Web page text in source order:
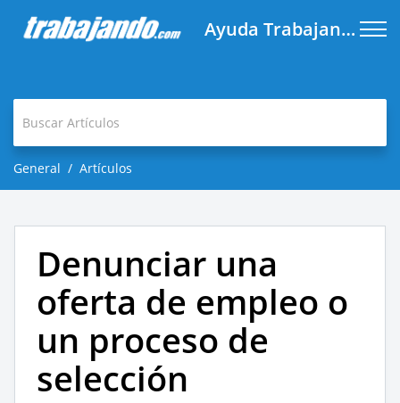
Ayuda Trabajando.com
General Artículos
Denunciar una
oferta de empleo o
un proceso de
selección